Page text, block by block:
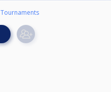
Tournaments